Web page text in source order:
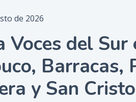
de 2026
Voces del
Barracas,
y San